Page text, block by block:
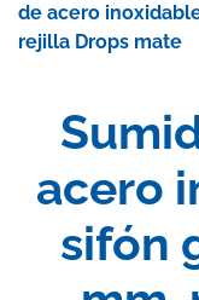
de acero
rejilla Drops mate
acero
sifón